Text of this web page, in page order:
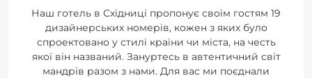
Наш готель в Східниці пропонує своїм гостям 19
дизайнерських номерів, кожен з яких було
спроектовано у стилі країни чи міста, на честь
якої він названий. Зануртесь в автентичний світ
мандрів разом з нами. Для вас ми поєднали